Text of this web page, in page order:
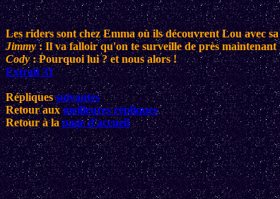
Les riders sont chez Emma où ils découvrent Lou avec
Jimmy: Il va falloir qu'on te surveille de près
Cody: Pourquoi lui ? et nous alors !
Extrait 31
Répliquessuivantes
Retour auxmeilleures répliques
Retour à lapage d'accueil